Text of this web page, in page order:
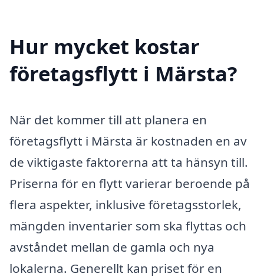
Hur mycket kostar
företagsflytt i Märsta?
När det kommer till att planera en
företagsflytt i Märsta är kostnaden en av
de viktigaste faktorerna att ta hänsyn till.
Priserna för en flytt varierar beroende på
flera aspekter, inklusive företagsstorlek,
mängden inventarier som ska flyttas och
avståndet mellan de gamla och nya
lokalerna. Generellt kan priset för en